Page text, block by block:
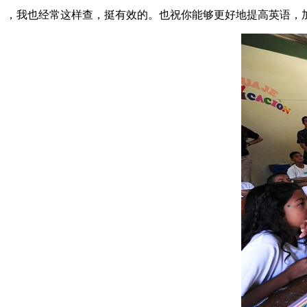
，我也经常这样查，挺有效的。也祝你能够更好地提高英语，